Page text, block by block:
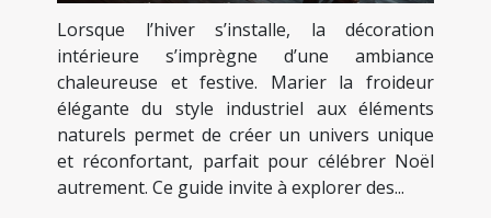
industriel pour Noël ?
Lorsque l’hiver s’installe, la décoration
intérieure s’imprègne d’une ambiance
chaleureuse et festive. Marier la froideur
élégante du style industriel aux éléments
naturels permet de créer un univers unique
et réconfortant, parfait pour célébrer Noël
autrement. Ce guide invite à explorer des...